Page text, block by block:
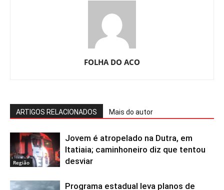
FOLHA DO ACO
ARTIGOS RELACIONADOS Mais do autor
Região
Jovem é atropelado na Dutra, em
Itatiaia; caminhoneiro diz que tentou
desviar
Programa estadual leva planos de